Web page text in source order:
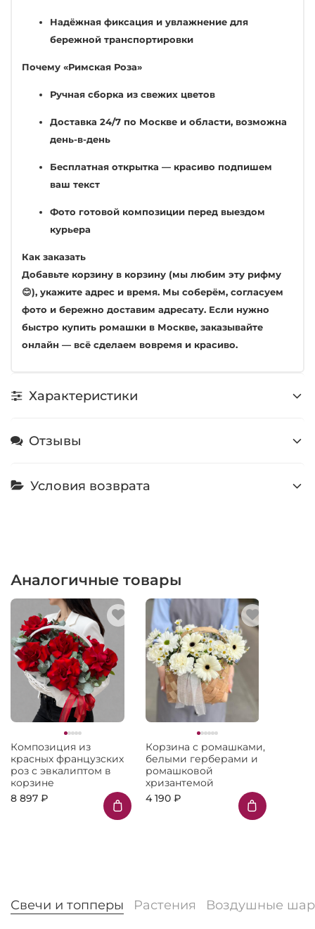
Надёжная фиксация и увлажнение для
бережной транспортировки
Почему «Римская Роза»
Ручная сборка из свежих цветов
Доставка 24/7 по Москве и области, возможна
день-в-день
Бесплатная открытка — красиво подпишем
ваш текст
Фото готовой композиции перед выездом
курьера
Как заказать
Добавьте корзину в корзину (мы любим эту рифму
😊), укажите адрес и время. Мы соберём, согласуем
фото и бережно доставим адресату. Если нужно
быстро купить ромашки в Москве, заказывайте
онлайн — всё сделаем вовремя и красиво.
Характеристики
Отзывы
Условия возврата
Аналогичные товары
Композиция из
красных французских
роз с эвкалиптом в
корзине
8 897 ₽
Корзина с ромашками,
белыми герберами и
ромашковой
хризантемой
4 190 ₽
Свечи и топперы Растения Воздушные